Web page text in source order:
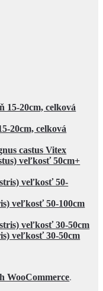
20cm, celková
Vitex
veľkosť 50cm+
veľkosť 50-100cm
veľkosť 30-50cm
WooCommerce.